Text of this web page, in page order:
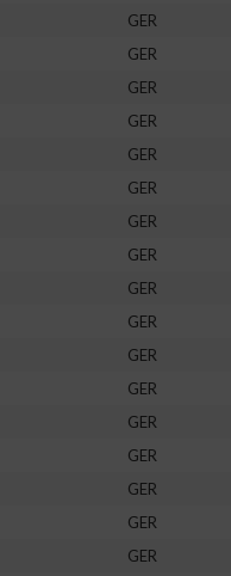
GER
GER
GER
GER
GER
GER
GER
GER
GER
GER
GER
GER
GER
GER
GER
GER
GER